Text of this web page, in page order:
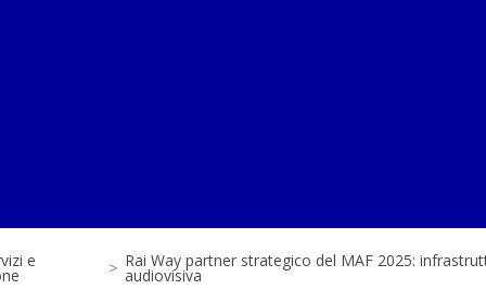
e > Rai Way partner strategico del MAF 2025:
audiovisiva